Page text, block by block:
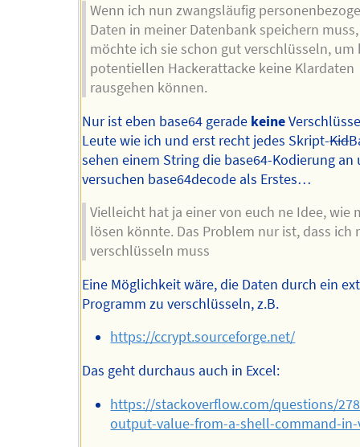
Wenn ich nun zwangsläufig
Daten in meiner Datenbank speichern
möchte ich sie schon gut verschlüsseln, um
potentiellen Hackerattacke keine Klardaten
rausgehen können.
Nur ist eben base64 gerade keine
Leute wie ich und erst recht jedes Skript-Kid
sehen einem String die base64-Kodierung an
versuchen base64decode als Erstes…
Vielleicht hat ja einer von euch ne Idee, wie
lösen könnte. Das Problem nur ist, dass ich
verschlüsseln muss
Eine Möglichkeit wäre, die Daten durch ein
Programm zu verschlüsseln, z.B.
https://ccrypt.sourceforge.net/
Das geht durchaus auch in Excel:
https://stackoverflow.com/questions/
output-value-from-a-shell-command-in-